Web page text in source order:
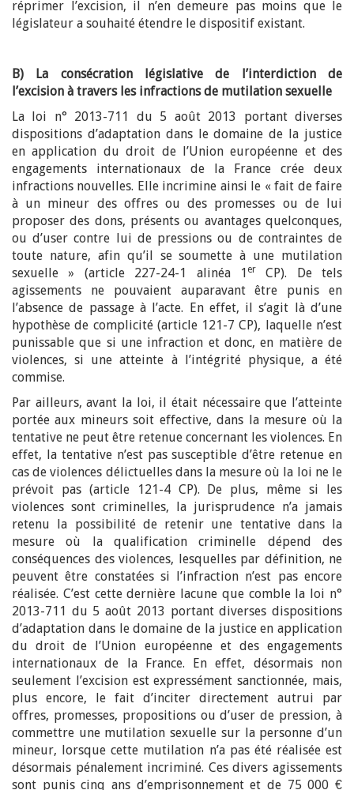
réprimer l’excision, il n’en demeure pas moins que le
législateur a souhaité étendre le dispositif existant.
B) La consécration législative de l’interdiction de
l’excision à travers les infractions de mutilation sexuelle
La loi n° 2013-711 du 5 août 2013 portant diverses
dispositions d’adaptation dans le domaine de la justice
en application du droit de l’Union européenne et des
engagements internationaux de la France crée deux
infractions nouvelles. Elle incrimine ainsi le « fait de faire
à un mineur des offres ou des promesses ou de lui
proposer des dons, présents ou avantages quelconques,
ou d’user contre lui de pressions ou de contraintes de
toute nature, afin qu’il se soumette à une mutilation
sexuelle » (article 227-24-1 alinéa 1 erCP). De tels
agissements ne pouvaient auparavant être punis en
l’absence de passage à l’acte. En effet, il s’agit là d’une
hypothèse de complicité (article 121-7 CP), laquelle n’est
punissable que si une infraction et donc, en matière de
violences, si une atteinte à l’intégrité physique, a été
commise.
Par ailleurs, avant la loi, il était nécessaire que l’atteinte
portée aux mineurs soit effective, dans la mesure où la
tentative ne peut être retenue concernant les violences. En
effet, la tentative n’est pas susceptible d’être retenue en
cas de violences délictuelles dans la mesure où la loi ne le
prévoit pas (article 121-4 CP). De plus, même si les
violences sont criminelles, la jurisprudence n’a jamais
retenu la possibilité de retenir une tentative dans la
mesure où la qualification criminelle dépend des
conséquences des violences, lesquelles par définition, ne
peuvent être constatées si l’infraction n’est pas encore
réalisée. C’est cette dernière lacune que comble la loi n°
2013-711 du 5 août 2013 portant diverses dispositions
d’adaptation dans le domaine de la justice en application
du droit de l’Union européenne et des engagements
internationaux de la France. En effet, désormais non
seulement l’excision est expressément sanctionnée, mais,
plus encore, le fait d’inciter directement autrui par
offres, promesses, propositions ou d’user de pression, à
commettre une mutilation sexuelle sur la personne d’un
mineur, lorsque cette mutilation n’a pas été réalisée est
désormais pénalement incriminé. Ces divers agissements
sont punis cinq ans d’emprisonnement et de 75 000 €